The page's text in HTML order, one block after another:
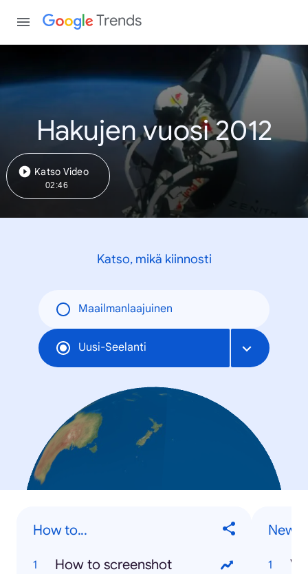
Trends
Hakujen vuosi 2012
Katso Video
02:46
Katso, mikä kiinnosti
Maailmanlaajuinen
Uusi-Seelanti
How to...
How to screenshot
New